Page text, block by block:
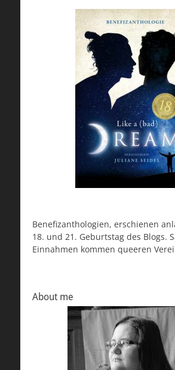
Benefizanthologien, erschienen
18. und 21. Geburtstag des Blogs.
Einnahmen kommen queeren
About me